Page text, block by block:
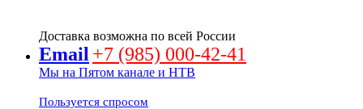
Доставка возможна по всей России
Email +7 (985) 000-42-41
Мы на Пятом канале и НТВ
Пользуется спросом